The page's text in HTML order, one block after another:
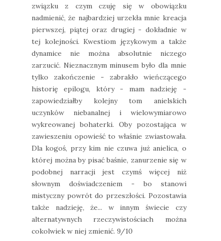
związku z czym czuję się w obowiązku
nadmienić, że najbardziej urzekła mnie kreacja
pierwszej, piątej oraz drugiej - dokładnie w
tej kolejności. Kwestiom językowym a także
dynamice nie można absolutnie niczego
zarzucić. Nieznacznym minusem było dla mnie
tylko zakończenie - zabrakło wieńczącego
historię epilogu, który - mam nadzieję -
zapowiedziałby kolejny tom anielskich
uczynków niebanalnej i wielowymiarowo
wykreowanej bohaterki. Oby pozostająca w
zawieszeniu opowieść to właśnie zwiastowała.
Dla kogoś, przy kim nie czuwa już anielica, o
której można by pisać baśnie, zanurzenie się w
podobnej narracji jest czymś więcej niż
słownym doświadczeniem - bo stanowi
mistyczny powrót do przeszłości. Pozostawia
także nadzieję, że... w innym świecie czy
alternatywnych rzeczywistościach można
cokolwiek w niej zmienić. 9/10